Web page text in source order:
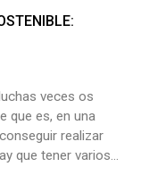
veces os
que es, en una
realizar
que tener varios